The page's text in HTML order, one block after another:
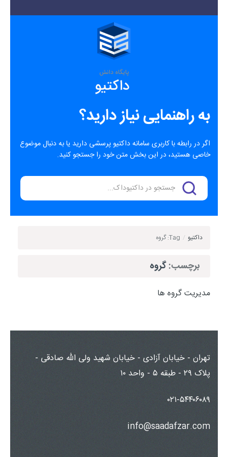
پایگاه دانش
داکتیو
به راهنمایی نیاز دارید؟
اگر در رابطه با کاربری سامانه داکتیو پرسشی دارید یا به دنبال موضوع
خاصی هستید، در این بخش متن خود را جستجو کنید.
داکتیو / Tag: گروه
برچسب:گروه
مدیریت گروه ها
تهران - خیابان آزادی - خیابان شهید ولی الله صادقی -
پلاک ۲۹ - طبقه ۵ - واحد ۱۰
۰۲۱-۵۴۴۰۶۰۸۹
info@saadafzar.com